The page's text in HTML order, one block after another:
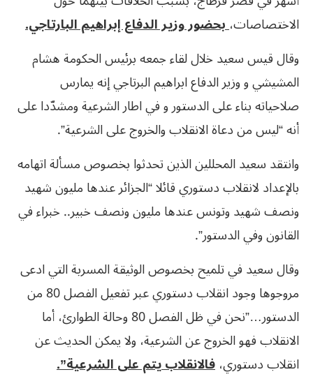
الاختصاصات،بحضور وزير الدفاع إبراهيم البارتاجي.
وقال قيس سعيد خلال لقاء جمعه برئيس الحكومة هشام
المشيشي و وزير الدفاع ابراهيم البرتاجي إنه يمارس
صلاحياته بناء على الدستور و في اطار الشرعية ومشدّدا على
أنه “ليس من دعاة الانقلاب والخروج على الشرعية”.
وانتقد سعيد المحللين الذين تحدثوا بخصوص مسألة اتهامه
بالإعداد لانقلاب دستوري قائلا “الجزائر عندها مليون شهيد
ونصف شهيد وتونس عندها مليون ونصف خبير.. خبراء في
القانون وفي الدستور”.
وقال سعيد في تلميح بخصوص الوثيقة المسربة التي ادعى
مروجوها وجود انقلاب دستوري عبر تفعيل الفصل 80 من
الدستور…”نحن في ظل الفصل 80 وحالة الطوارئ، أما
الانقلاب فهو الخروج عن الشرعية، ولا يمكن الحديث عن
انقلاب دستوري،فالانقلاب يتم على الشرعية”.